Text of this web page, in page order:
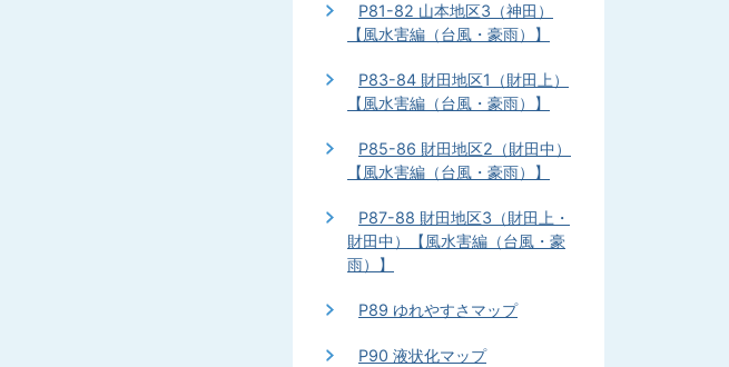
P81-82 山本地区3（神田）
【風水害編（台風・豪雨）】
P83-84 財田地区1（財田上）
【風水害編（台風・豪雨）】
P85-86 財田地区2（財田中）
【風水害編（台風・豪雨）】
P87-88 財田地区3（財田上・
財田中）【風水害編（台風・豪
雨）】
P89 ゆれやすさマップ
P90 液状化マップ